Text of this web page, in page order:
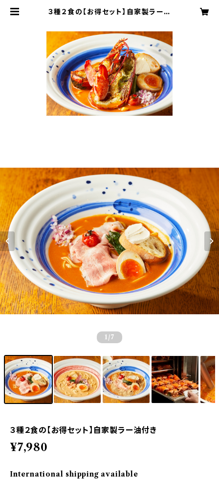
３種２食の【お得セット】自家製ラー油
1 /7
３種２食の【お得セット】自家製ラー油付き
¥7,980
International shipping available